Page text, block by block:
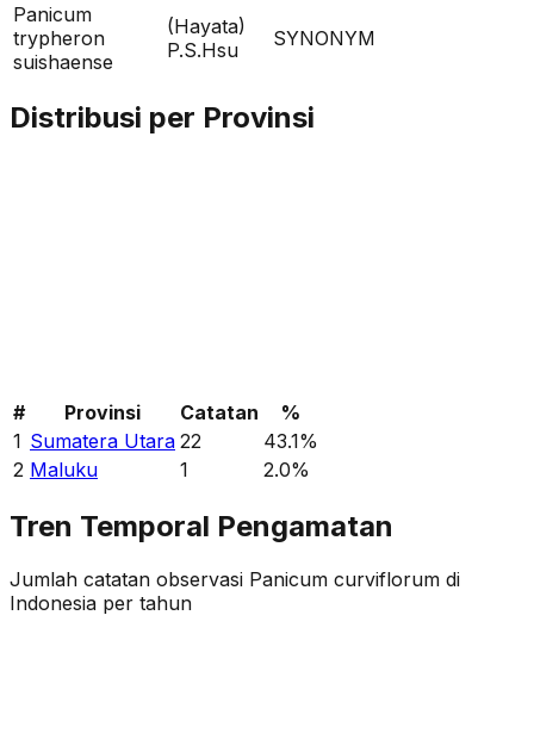
Panicum
trypheron
suishaense
(Hayata)
P.S.Hsu
SYNONYM
Distribusi per Provinsi
# Provinsi Catatan
%
1 Sumatera Utara 22 43.1%
2 Maluku 1 2.0%
Tren Temporal Pengamatan
Jumlah catatan observasi Panicum curviflorum di
Indonesia per tahun